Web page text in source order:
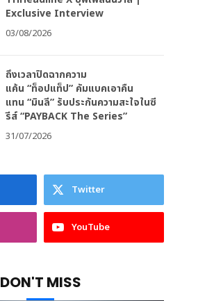
Exclusive Interview
03/08/2026
ถึงเวลาปิดฉากความ
แค้น “ท็อปแท็ป” คัมแบคเอาคืน
แทน “มินลี” รับประกันความสะใจในซี
รีส์ “PAYBACK The Series”
31/07/2026
Twitter
YouTube
DON'T MISS